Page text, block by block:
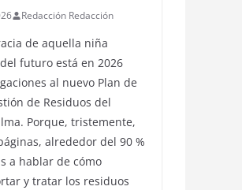
Redacción Redacción
de aquella niña
futuro está en 2026
al nuevo Plan de
de Residuos del
Porque, tristemente,
alrededor del 90 %
a hablar de cómo
y tratar los residuos